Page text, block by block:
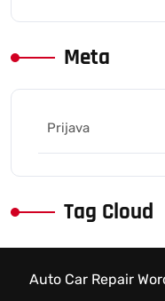
Meta
Prijava
Tag Cloud
Auto Car Repair